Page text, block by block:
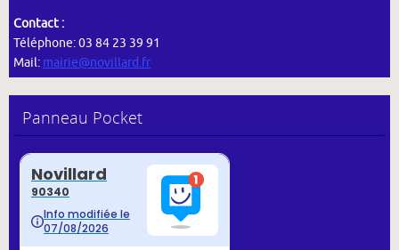
Contact :
Téléphone: 03 84 23 39 91
Mail: mairie@novillard.fr
Panneau Pocket